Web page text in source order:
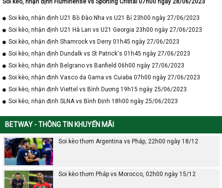
Soi kèo, nhận định U21 Bồ Đào Nha vs U21 Bỉ 23h00 ngày 27/06/2023
Soi kèo, nhận định U21 Hà Lan vs U21 Georgia 23h00 ngày 27/06/2023
Soi kèo, nhận định Shamrock vs Derry 01h45 ngày 27/06/2023
Soi kèo, nhận định Dundalk vs St Patrick's 01h45 ngày 27/06/2023
Soi kèo, nhận định Belgrano vs Banfield 06h00 ngày 27/06/2023
Soi kèo, nhận định Vasco da Gama vs Cuiaba 07h00 ngày 27/06/2023
Soi kèo, nhận định Viettel vs Bình Dương 19h15 ngày 25/06/2023
Soi kèo, nhận định SLNA vs Bình Định 18h00 ngày 25/06/2023
BETWAY - THÔNG TIN KHUYẾN MÃI
Soi kèo thơm Argentina vs Pháp, 22h00 ngày 18/12
Soi kèo thơm Pháp vs Morocco, 02h00 ngày 15/12